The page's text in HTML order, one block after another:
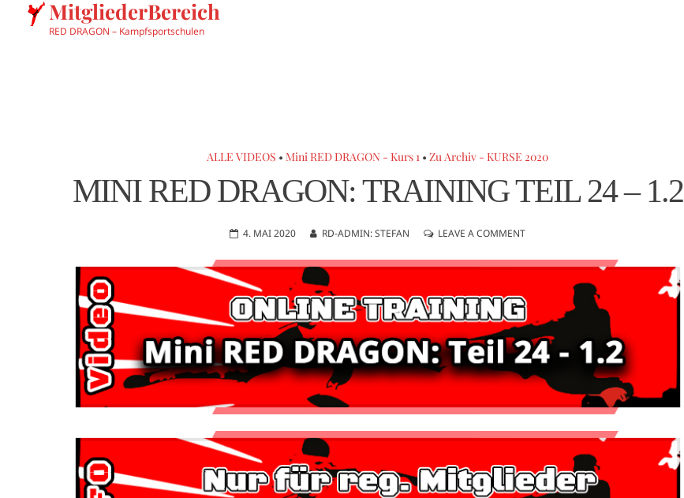
MitgliederBereich
RED DRAGON – Kampfsportschulen
ALLE VIDEOS •Mini RED DRAGON - Kurs 1 •Zu Archiv - KURSE 2020
MINI RED DRAGON: TRAINING TEIL 24 – 1.2
4. MAI 2020 RD-ADMIN: STEFAN LEAVE A COMMENT